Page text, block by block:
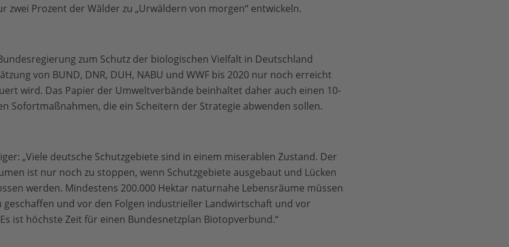
zwei Prozent der Wälder zu „Urwäldern von morgen“ entwickeln.
zum Schutz der biologischen Vielfalt in Deutschland
von BUND, DNR, DUH, NABU und WWF bis 2020 nur noch erreicht
wird. Das Papier der Umweltverbände beinhaltet daher auch einen 10-
Sofortmaßnahmen, die ein Scheitern der Strategie abwenden sollen.
„Viele deutsche Schutzgebiete sind in einem miserablen Zustand. Der
ist nur noch zu stoppen, wenn Schutzgebiete ausgebaut und Lücken
werden. Mindestens 200.000 Hektar naturnahe Lebensräume müssen
geschaffen und vor den Folgen industrieller Landwirtschaft und vor
ist höchste Zeit für einen Bundesnetzplan Biotopverbund.“